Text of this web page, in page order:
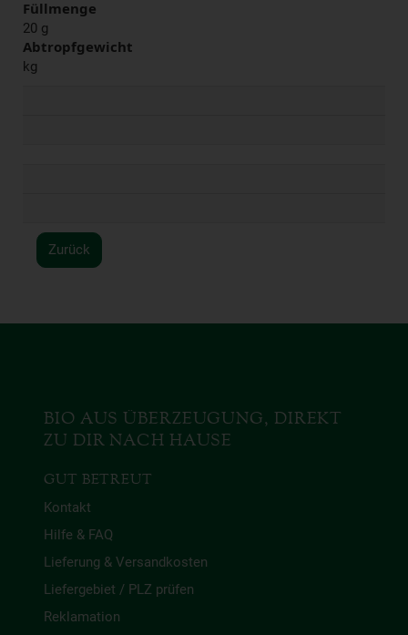
Füllmenge
20 g
Abtropfgewicht
kg
Zurück
BIO AUS ÜBERZEUGUNG, DIREKT
ZU DIR NACH HAUSE
GUT BETREUT
Kontakt
Hilfe & FAQ
Lieferung & Versandkosten
Liefergebiet / PLZ prüfen
Reklamation